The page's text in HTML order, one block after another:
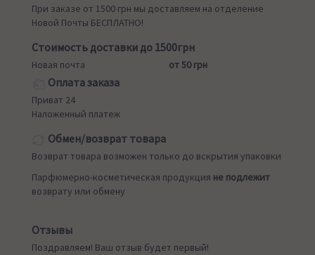
При заказе от 1500 грн мы доставляем на отделение
Новой Почты БЕСПЛАТНО!
Стоимость доставки до 1500грн
Новая почта от 50 грн
Оплата заказа
Приват 24
Наложенный платеж
Обмен/возврат товара
Возврат товара возможен только до вскрытия упаковки
Парфюмерно-косметическая продукция не подлежит
возврату или обмену
Отзывы
Поздравляем! Ваш отзыв будет первый!